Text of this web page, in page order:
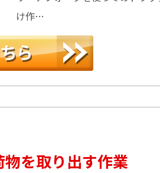
け作…
を取り出す作業